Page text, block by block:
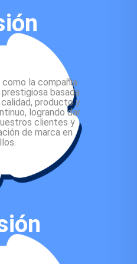
la compañia
basada
producto y
logrando dar
clientes y
de marca en